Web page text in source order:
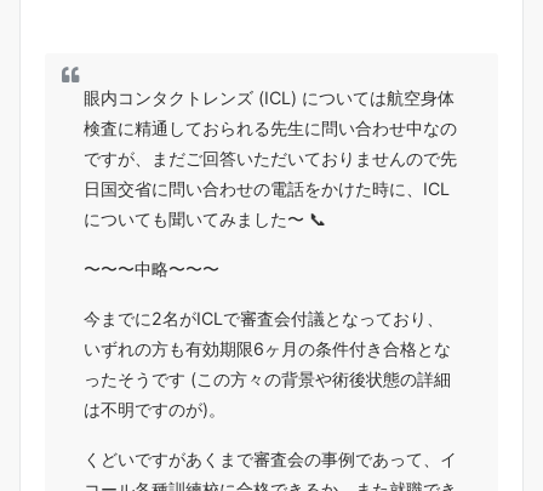
眼内コンタクトレンズ (ICL) については航空身体
検査に精通しておられる先生に問い合わせ中なの
ですが、まだご回答いただいておりませんので先
日国交省に問い合わせの電話をかけた時に、ICL
についても聞いてみました〜 📞
〜〜〜中略〜〜〜
今までに2名がICLで審査会付議となっており、
いずれの方も有効期限6ヶ月の条件付き合格とな
ったそうです (この方々の背景や術後状態の詳細
は不明ですのが)。
くどいですがあくまで審査会の事例であって、イ